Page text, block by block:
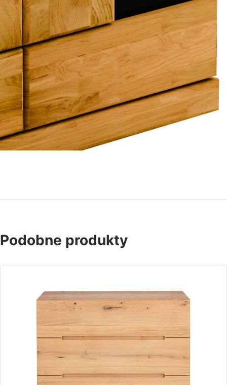
Podobne produkty